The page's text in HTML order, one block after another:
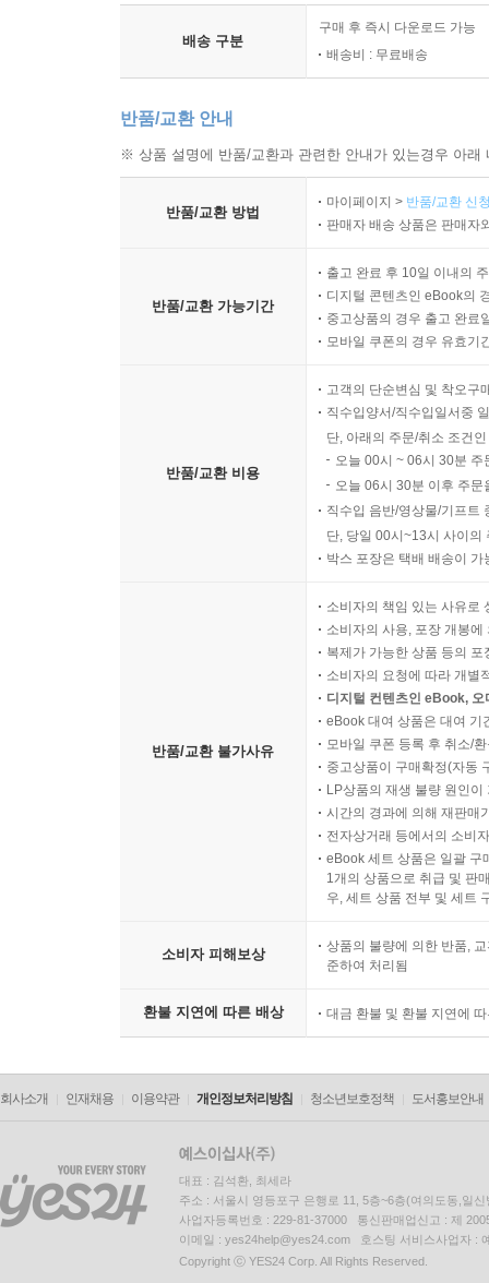
조반나의 어머니 넬라는 낮에는 고등학교에서
우울증을 앓으면서 그녀는 형편없는 교사가 됐
남편에게 버림받고 날이 갈수록 영양실조 환자
숙제를 이를 악물고 열심히 해내는 여인이다.
두려워한다. 그녀가 로베르토와 결혼을 결심
모든 노력과 열정을 쏟아붓는다. 결국에는 스트레
페란테의 여성들은 여전히 불안하고 일그러진
강인한 여성들이다. 페란테는 운명에 순응하지
“그 누구도 경험하지 못했던 방식으로 어른이 되
배송 구분
구매 후 즉시 다운로드 가능
배송비 : 무료배송
반품/교환 안내
※ 상품 설명에 반품/교환과 관련한 안내가 있는경우 아
반품/교환 방법
마이페이지 > 반품/교환 신
판매자 배송 상품은 판매자
반품/교환 가능기간
출고 완료 후 10일 이내의
디지털 콘텐츠인 eBook의
중고상품의 경우 출고 완료
모바일 쿠폰의 경우 유효기
반품/교환 비용
고객의 단순변심 및 착오구
직수입양서/직수입일서중
단, 아래의 주문/취소 조건
오늘 00시 ~ 06시 30분
오늘 06시 30분 이후 주
직수입 음반/영상물/기프트
단, 당일 00시~13시 사이의
박스 포장은 택배 배송이
반품/교환 불가사유
소비자의 책임 있는 사유로
소비자의 사용, 포장 개봉
복제가 가능한 상품 등의
소비자의 요청에 따라 개별
디지털 컨텐츠인 eBook,
eBook 대여 상품은 대여 기
모바일 쿠폰 등록 후 취소/
중고상품이 구매확정(자동
LP상품의 재생 불량 원인
시간의 경과에 의해 재판매
전자상거래 등에서의 소비
eBook 세트 상품은 일괄 구
1개의 상품으로 취급 및 판
우, 세트 상품 전부 및 세트
소비자 피해보상
상품의 불량에 의한 반품,
준하여 처리됨
환불 지연에 따른 배상 대금 환불 및 환불 지연에
회사소개 인재채용 이용약관 개인정보처리방침 청소년보호정책 도서홍보안내
대표 : 김석환, 최세라
주소 : 서울시 영등포구 은행로 11, 5층~6층(여의도동,일신
사업자등록번호 : 229-81-37000 통신판매업신고 : 제
이메일 : yes24help@yes24.com 호스팅 서비스사업자 :
Copyright ⓒ YES24 Corp. All Rights Reserved.